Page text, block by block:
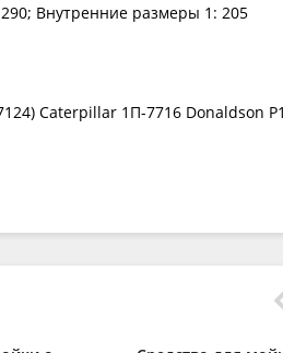
Внутренние размеры 1: 205
Caterpillar 1П-7716 Donaldson